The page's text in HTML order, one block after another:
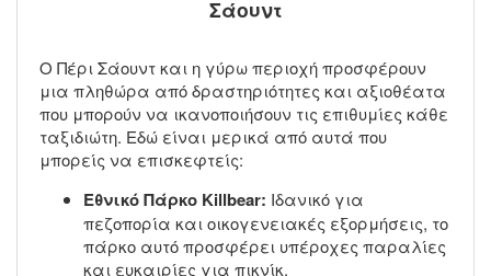
Σάουντ
Ο Πέρι Σάουντ και η γύρω περιοχή προσφέρουν
μια πληθώρα από δραστηριότητες και αξιοθέατα
που μπορούν να ικανοποιήσουν τις επιθυμίες κάθε
ταξιδιώτη. Εδώ είναι μερικά από αυτά που
μπορείς να επισκεφτείς:
Εθνικό Πάρκο Killbear: Ιδανικό για
πεζοπορία και οικογενειακές εξορμήσεις, το
πάρκο αυτό προσφέρει υπέροχες παραλίες
και ευκαιρίες για πικνίκ.